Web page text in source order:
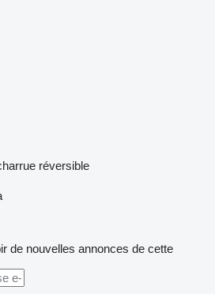
réversible
de nouvelles annonces de cette